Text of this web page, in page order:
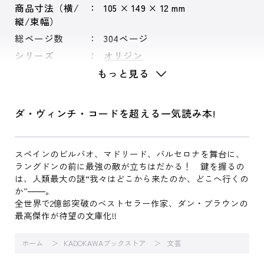
商品寸法（横/
縦/束幅）
105 × 149 × 12 mm
総ページ数
304ページ
シリーズ
オリジン
もっと見る
ダ・ヴィンチ・コードを超える一気読み本!
スペインのビルバオ、マドリード、バルセロナを舞台に、
ラングドンの前に最強の敵が立ちはだかる！ 鍵を握るの
は、人類最大の謎“我々はどこから来たのか、どこへ行くの
か”――。
全世界で2億部突破のベストセラー作家、ダン・ブラウンの
最高傑作が待望の文庫化!!
ホーム KADOKAWAブックストア 文芸